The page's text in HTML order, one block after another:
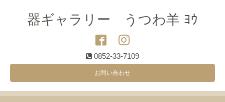
器ギャラリー うつわ羊 ﾖｳ
0852-33-7109
お問い合わせ